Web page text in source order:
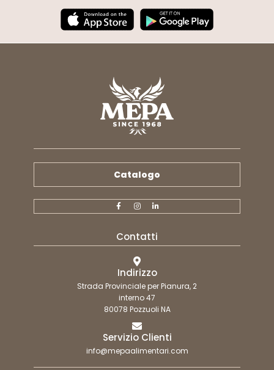
Catalogo
Contatti
Indirizzo
Strada Provinciale per Pianura, 2
interno 47
80078 Pozzuoli NA
Servizio Clienti
info@mepaalimentari.com